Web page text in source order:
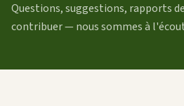
Questions, suggestions, rapports
contribuer — nous sommes à